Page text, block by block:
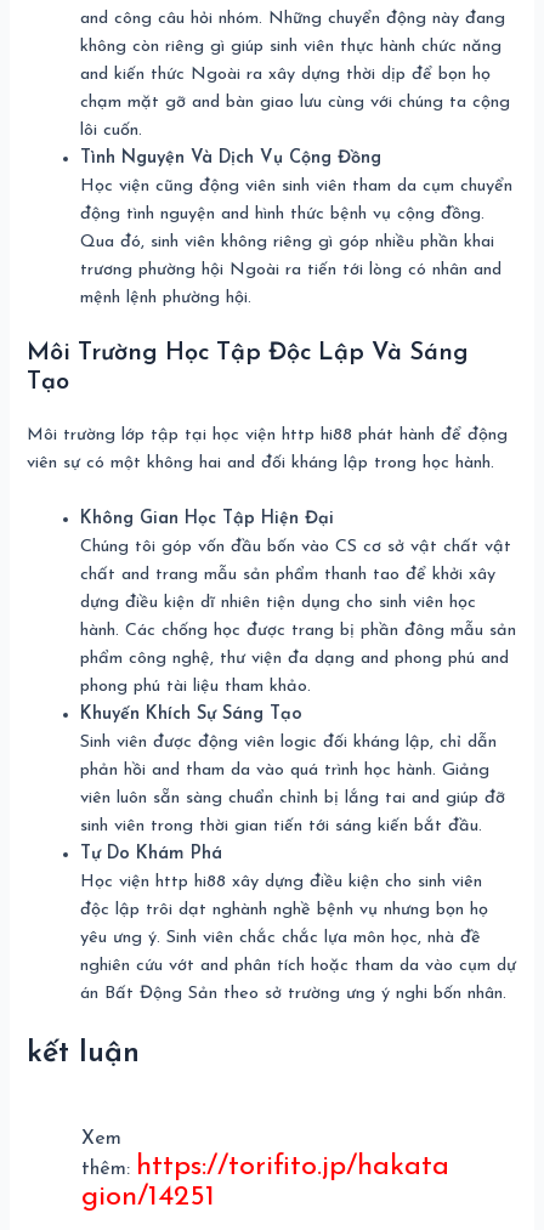
and công câu hỏi nhóm. Những chuyển động này đang
không còn riêng gì giúp sinh viên thực hành chức năng
and kiến thức Ngoài ra xây dựng thời dịp để bọn họ
chạm mặt gỡ and bàn giao lưu cùng với chúng ta cộng
lôi cuốn.
Tình Nguyện Và Dịch Vụ Cộng Đồng
Học viện cũng động viên sinh viên tham da cụm chuyển
động tình nguyện and hình thức bệnh vụ cộng đồng.
Qua đó, sinh viên không riêng gì góp nhiều phần khai
trương phường hội Ngoài ra tiến tới lòng có nhân and
mệnh lệnh phường hội.
Môi Trường Học Tập Độc Lập Và Sáng
Tạo
Môi trường lớp tập tại học viện http hi88 phát hành để động
viên sự có một không hai and đối kháng lập trong học hành.
Không Gian Học Tập Hiện Đại
Chúng tôi góp vốn đầu bốn vào CS cơ sở vật chất vật
chất and trang mẫu sản phẩm thanh tao để khởi xây
dựng điều kiện dĩ nhiên tiện dụng cho sinh viên học
hành. Các chống học được trang bị phần đông mẫu sản
phẩm công nghệ, thư viện đa dạng and phong phú and
phong phú tài liệu tham khảo.
Khuyến Khích Sự Sáng Tạo
Sinh viên được động viên logic đối kháng lập, chỉ dẫn
phản hồi and tham da vào quá trình học hành. Giảng
viên luôn sẵn sàng chuẩn chỉnh bị lắng tai and giúp đỡ
sinh viên trong thời gian tiến tới sáng kiến bắt đầu.
Tự Do Khám Phá
Học viện http hi88 xây dựng điều kiện cho sinh viên
độc lập trôi dạt nghành nghề bệnh vụ nhưng bọn họ
yêu ưng ý. Sinh viên chắc chắc lựa môn học, nhà đề
nghiên cứu vớt and phân tích hoặc tham da vào cụm dự
án Bất Động Sản theo sở trường ưng ý nghi bốn nhân.
kết luận
Xem
thêm: https://torifito.jp/hakata
gion/14251